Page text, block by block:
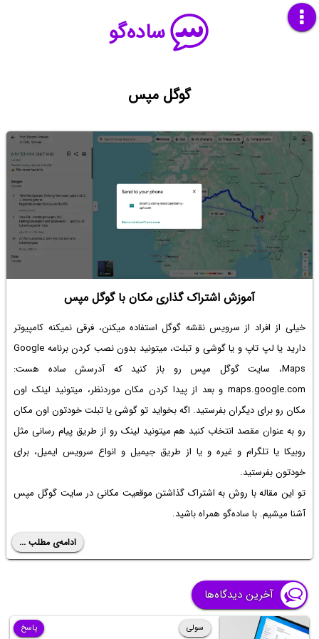
ساده‌گو
گوگل مپس
آموزش اشتراک گذاری مکان با گوگل مپس
خیلی از افراد از سرویس نقشه گوگل استفاده میکنن، فرقی نمیکنه کامپیوتر
دارید یا لپ تاپ و یا گوشی و تبلت، میتونید بدون نصب کردن برنامه Google
Maps، سایت گوگل مپس رو باز کنید که آدرسش ساده هست:
maps.google.com و بعد از پیدا کردن مکان موردنظر، میتونید لینک اون
مکان رو برای دیگران بفرستید. اگه بخواید تو گوشی یا تبلت خودتون اون مکان
رو به عنوان مقصد انتخاب کنید هم میتونید لینک رو از طریق پیام رسانی مثل
روبیکا یا تلگرام و غیره و یا از طریق جیمیل و انواع سرویس ایمیل، برای
خودتون بفرستید.
تو این مقاله با روش به اشتراک گذاشتن موقعیت مکانی در سایت گوگل مپس
آشنا میشیم. با ساده‌گو همراه باشید.
ادامه‌ی مطلب ...
آخرین دیدگاه‌ها
سولی
پاسخ